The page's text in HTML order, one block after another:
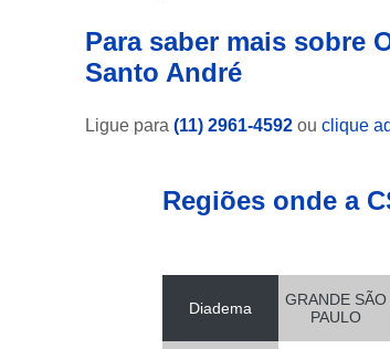
Para saber mais sobre
Santo André
Ligue para(11) 2961-4592ouclique
Regiões onde a
Diadema
GRANDE SÃO
PAULO